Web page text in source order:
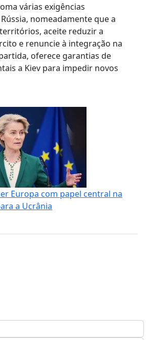
várias exigências
nomeadamente que a
aceite reduzir a
e renuncie à integração na
oferece garantias de
a Kiev para impedir novos
Europa com papel central na
a Ucrânia